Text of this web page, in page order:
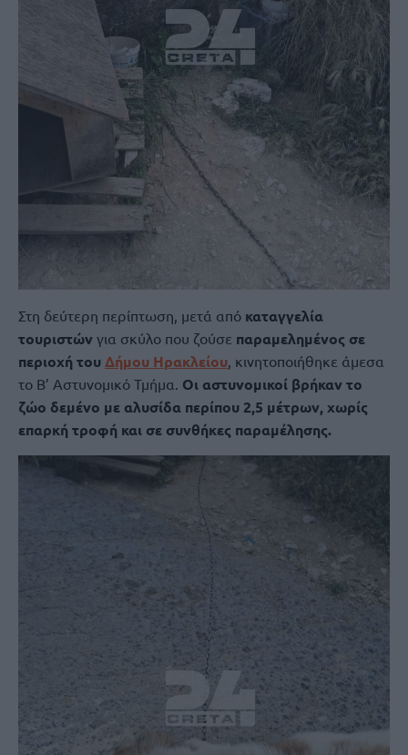
Στη δεύτερη περίπτωση, μετά από καταγγελία
τουριστών για σκύλο που ζούσε παραμελημένος σε
περιοχή του Δήμου Ηρακλείου , κινητοποιήθηκε άμεσα
το Β’ Αστυνομικό Τμήμα. Οι αστυνομικοί βρήκαν το
ζώο δεμένο με αλυσίδα περίπου 2,5 μέτρων, χωρίς
επαρκή τροφή και σε συνθήκες παραμέλησης.